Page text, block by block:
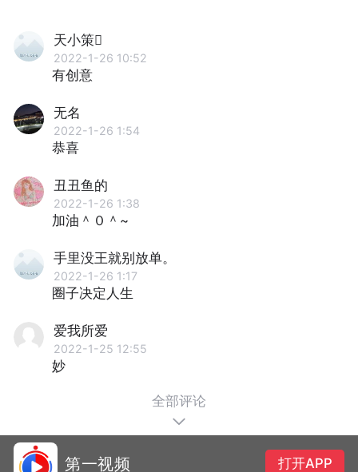
天小策
2022-1-26 10:52
有创意
无名
2022-1-26 1:54
恭喜
丑丑鱼的
2022-1-26 1:38
加油＾０＾~
手里没王就别放单。
2022-1-26 1:17
圈子决定人生
爱我所爱
2022-1-25 12:55
妙
全部评论
第一视频 打开APP